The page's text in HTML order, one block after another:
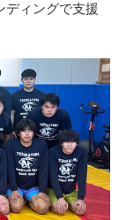
ディングで支援